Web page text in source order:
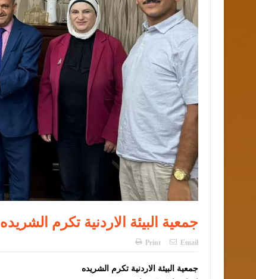
جمعية البيئة الاردنية تكرم الشريده
Print Email
جمعية البيئة الاردنية تكرم الشريده